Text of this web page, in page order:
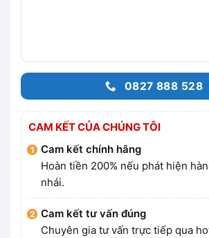
0827 888 528
CAM KẾT CỦA CHÚNG TÔI
Cam kết chính hãng
Hoàn tiền 200% nếu phát hiện
nhái.
Cam kết tư vấn đúng
Chuyên gia tư vấn trực tiếp qua